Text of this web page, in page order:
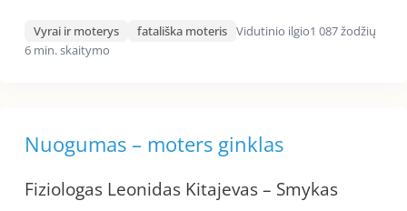
Vyrai ir moterys fatališka moteris Vidutinio ilgio1 087 žodžių
6 min. skaitymo
Nuogumas – moters ginklas
Fiziologas Leonidas Kitajevas – Smykas